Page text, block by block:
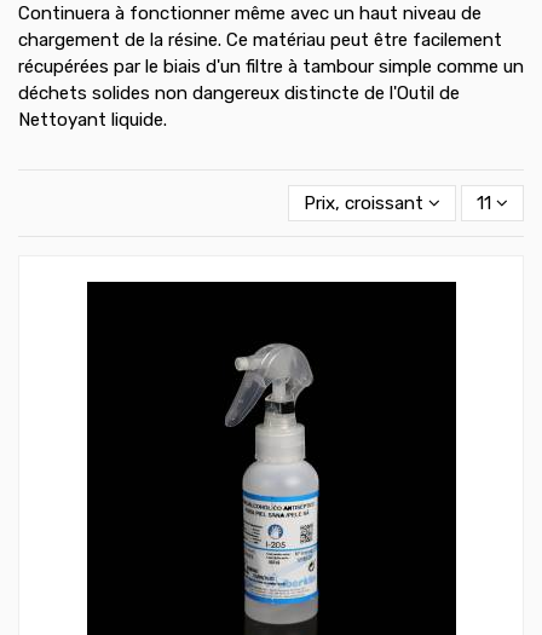
Continuera à fonctionner même avec un haut niveau de
chargement de la résine. Ce matériau peut être facilement
récupérées par le biais d'un filtre à tambour simple comme un
déchets solides non dangereux distincte de l'Outil de
Nettoyant liquide.
Prix, croissant 11